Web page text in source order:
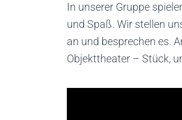
In unserer Gruppe
und Spaß. Wir stellen
an und besprechen es.
Objekttheater – Stück,